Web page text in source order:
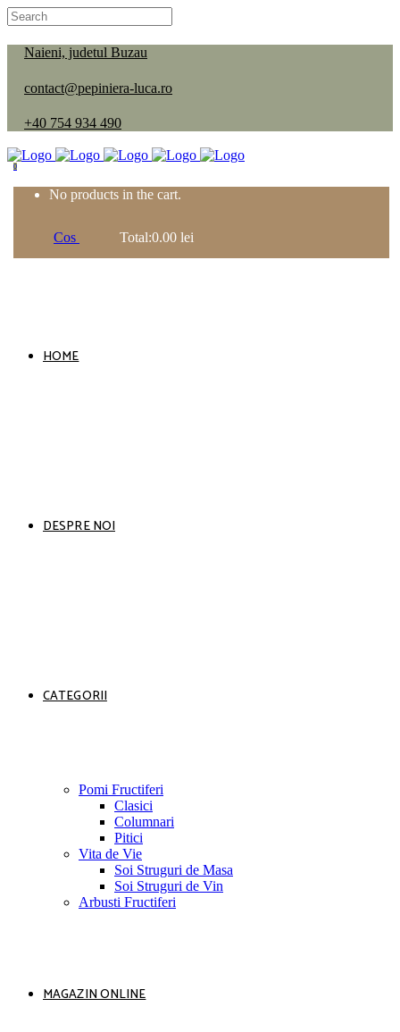
Naieni, judetul Buzau
contact@pepiniera-luca.ro
+40 754 934 490
0
No products in the cart.
Cos Total:0.00 lei
HOME
DESPRE NOI
CATEGORII
Pomi Fructiferi
Clasici
Columnari
Pitici
Vita de Vie
Soi Struguri de Masa
Soi Struguri de Vin
Arbusti Fructiferi
MAGAZIN ONLINE